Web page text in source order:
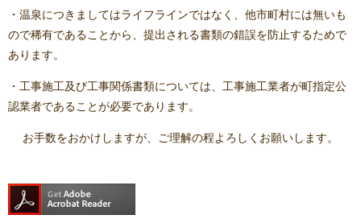
・温泉につきましてはライフラインではなく、他市町村には無いも
ので稀有であることから、提出される書類の錯誤を防止するためで
あります。
・工事施工及び工事関係書類については、工事施工業者が町指定公
認業者であることが必要であります。
お手数をおかけしますが、ご理解の程よろしくお願いします。